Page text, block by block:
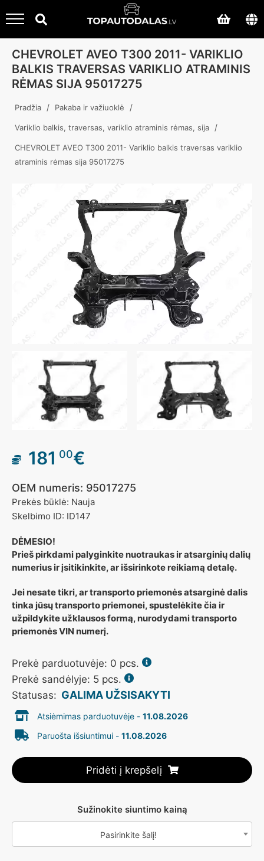
CHEVROLET AVEO T300 2011- VARIKLIO
BALKIS TRAVERSAS VARIKLIO ATRAMINIS
RĖMAS SIJA 95017275
Pradžia / Pakaba ir važiuoklė /
Variklio balkis, traversas, variklio atraminis rėmas, sija /
CHEVROLET AVEO T300 2011- Variklio balkis traversas variklio
atraminis rėmas sija 95017275
181 00€
OEM numeris: 95017275
Prekės būklė: Nauja
Skelbimo ID: ID147
DĖMESIO!
Prieš pirkdami palyginkite nuotraukas ir atsarginių dalių
numerius ir įsitikinkite, ar išsirinkote reikiamą detalę.
Jei nesate tikri, ar transporto priemonės atsarginė dalis
tinka jūsų transporto priemonei, spustelėkite čia ir
užpildykite užklausos formą, nurodydami transporto
priemonės VIN numerį.
Prekė parduotuvėje: 0 pcs.
Prekė sandėlyje: 5 pcs.
Statusas: GALIMA UŽSISAKYTI
Atsiėmimas parduotuvėje - 11.08.2026
Paruošta išsiuntimui - 11.08.2026
Pridėti į krepšelį
Sužinokite siuntimo kainą
Pasirinkite šalį!